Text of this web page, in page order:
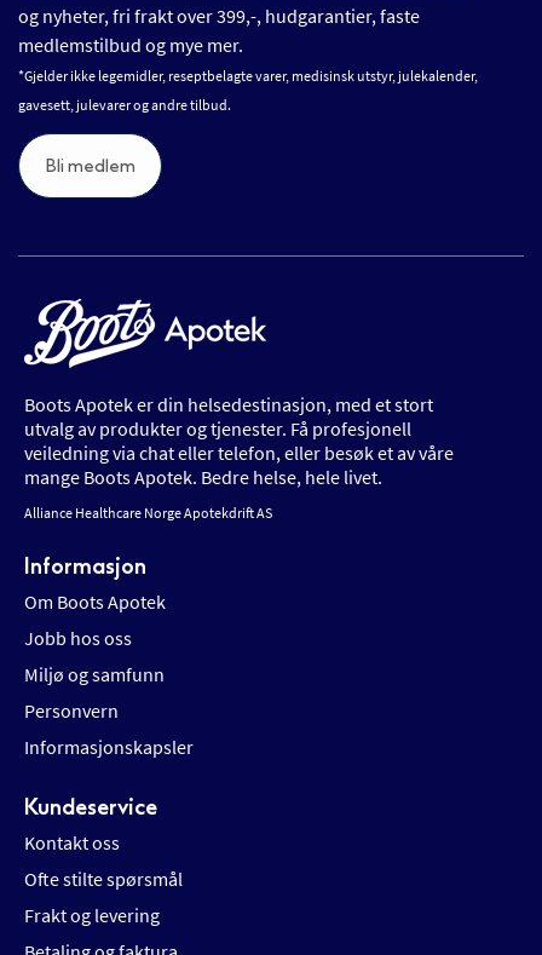
og nyheter, fri frakt over 399,-, hudgarantier, faste
medlemstilbud og mye mer.
*Gjelder ikke legemidler, reseptbelagte varer, medisinsk utstyr, julekalender,
gavesett, julevarer og andre tilbud.
Bli medlem
Boots Apotek er din helsedestinasjon, med et stort
utvalg av produkter og tjenester. Få profesjonell
veiledning via chat eller telefon, eller besøk et av våre
mange Boots Apotek. Bedre helse, hele livet.
Alliance Healthcare Norge Apotekdrift AS
Informasjon
Om Boots Apotek
Jobb hos oss
Miljø og samfunn
Personvern
Informasjonskapsler
Kundeservice
Kontakt oss
Ofte stilte spørsmål
Frakt og levering